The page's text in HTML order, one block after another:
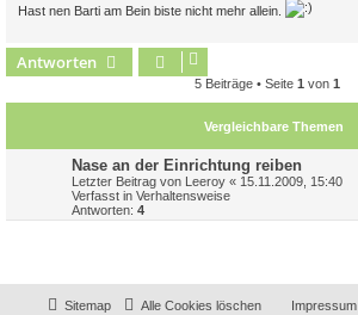
Hast nen Barti am Bein biste nicht mehr allein.
Antworten
5 Beiträge • Seite 1 von 1
Vergleichbare Themen
Nase an der Einrichtung reiben
Letzter Beitrag von Leeroy « 15.11.2009, 15:40
Verfasst in Verhaltensweise
Antworten: 4
Impressum
Alle Cookies löschen
Sitemap